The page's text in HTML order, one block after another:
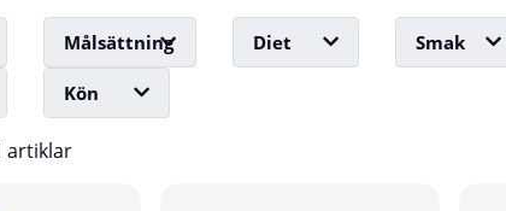
Målsättning Diet Smak
Kön
artiklar